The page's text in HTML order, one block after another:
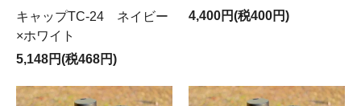
キャップTC-24 ネイビー
×ホワイト
5,148円(税468円)
4,400円(税400円)